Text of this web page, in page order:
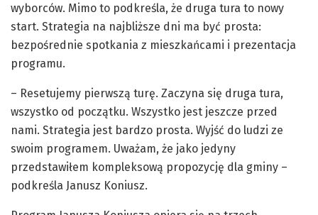
wyborców. Mimo to podkreśla, że druga tura to nowy
start. Strategia na najbliższe dni ma być prosta:
bezpośrednie spotkania z mieszkańcami i prezentacja
programu.
– Resetujemy pierwszą turę. Zaczyna się druga tura,
wszystko od początku. Wszystko jest jeszcze przed
nami. Strategia jest bardzo prosta. Wyjść do ludzi ze
swoim programem. Uważam, że jako jedyny
przedstawiłem kompleksową propozycję dla gminy –
podkreśla Janusz Koniusz.